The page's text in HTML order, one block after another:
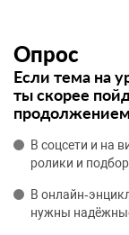
Опрос
Если тема на
ты скорее
В соцсети и на
ролики и
В
нужны